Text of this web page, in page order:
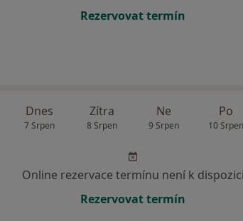
Rezervovat termín
Dnes
7 Srpen
Zítra
8 Srpen
Ne
9 Srpen
Po
10 Srpen
Online rezervace termínu není k dispozici
Rezervovat termín